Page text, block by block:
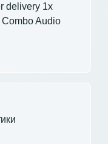
delivery 1x
Audio